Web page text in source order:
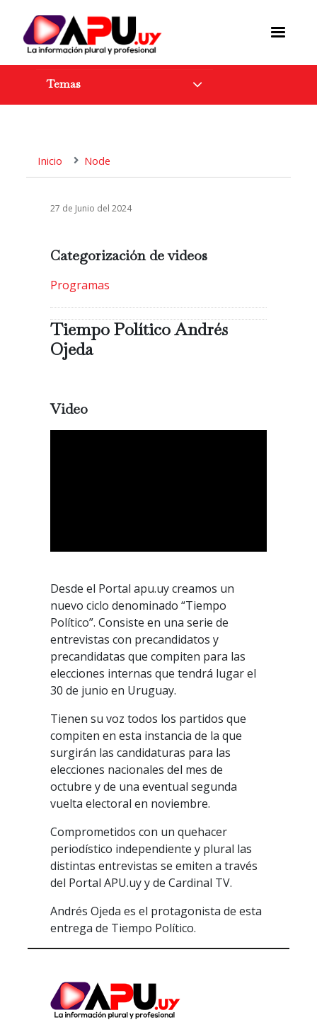
Temas
Inicio Node
27 de Junio del 2024
Categorización de videos
Programas
Tiempo Político Andrés
Ojeda
Video
Desde el Portal apu.uy creamos un
nuevo ciclo denominado “Tiempo
Político”. Consiste en una serie de
entrevistas con precandidatos y
precandidatas que compiten para las
elecciones internas que tendrá lugar el
30 de junio en Uruguay.
Tienen su voz todos los partidos que
compiten en esta instancia de la que
surgirán las candidaturas para las
elecciones nacionales del mes de
octubre y de una eventual segunda
vuelta electoral en noviembre.
Comprometidos con un quehacer
periodístico independiente y plural las
distintas entrevistas se emiten a través
del Portal APU.uy y de Cardinal TV.
Andrés Ojeda es el protagonista de esta
entrega de Tiempo Político.